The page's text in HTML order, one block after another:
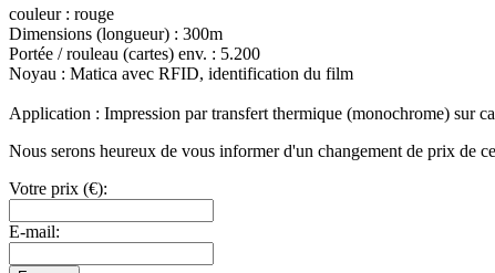
couleur : rouge
Dimensions (longueur) : 300m
Portée / rouleau (cartes) env. : 5.200
Noyau : Matica avec RFID, identification du film
Application : Impression par transfert thermique (monochrome) sur
Nous serons heureux de vous informer d'un changement de prix de
Votre prix (€):
E-mail: